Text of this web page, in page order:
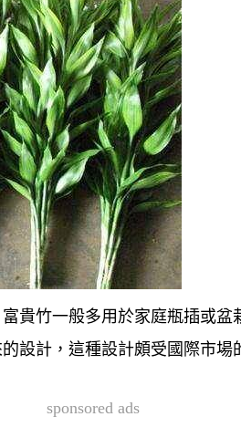
貴竹一般多用於家庭瓶插或
設計，這種設計頗受國際市場
sponsored ads